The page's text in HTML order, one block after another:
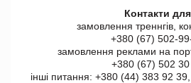
Контакти
замовлення треннгів,
+380 (67) 502-
замовлення реклами на
+380 (67) 502 30
інші питання: +380 (44) 383 92